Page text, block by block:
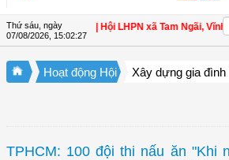
Thứ sáu, ngày
07/08/2026, 15:02:29
hội viên | Hội LHPN xã Tam Ngãi, Vĩnh Long
Hoạt động Hội Xây dựng gia đình
TPHCM: 100 đội thi nấu ăn "Khi